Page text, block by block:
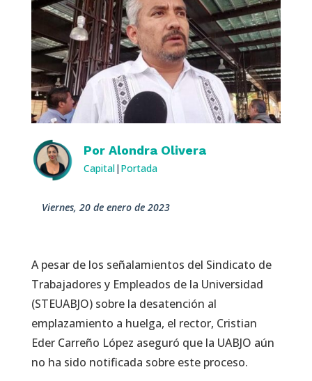
Por Alondra Olivera
Capital| Portada
viernes, 20 de enero de 2023
A pesar de los señalamientos del Sindicato de
Trabajadores y Empleados de la Universidad
(STEUABJO) sobre la desatención al
emplazamiento a huelga, el rector, Cristian
Eder Carreño López aseguró que la UABJO aún
no ha sido notificada sobre este proceso.